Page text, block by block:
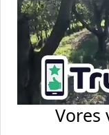
Vores